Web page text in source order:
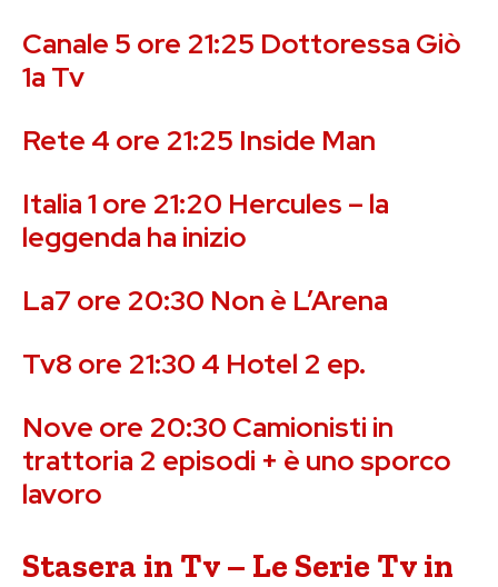
Canale 5 ore 21:25 Dottoressa Giò
1a Tv
Rete 4 ore 21:25 Inside Man
Italia 1 ore 21:20 Hercules – la
leggenda ha inizio
La7 ore 20:30 Non è L’Arena
Tv8 ore 21:30 4 Hotel 2 ep.
Nove ore 20:30 Camionisti in
trattoria 2 episodi + è uno sporco
lavoro
Stasera in Tv – Le Serie Tv in